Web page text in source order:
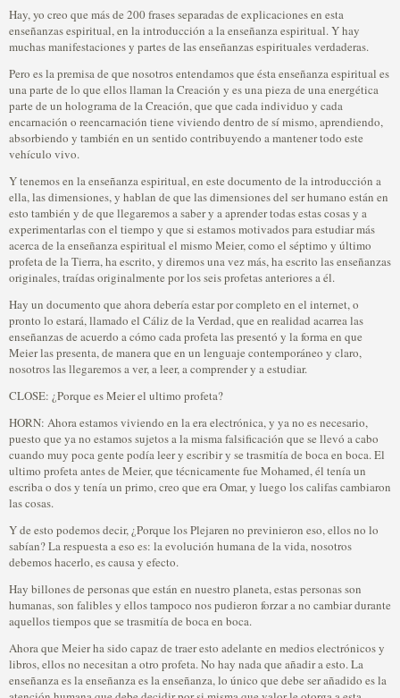
Hay, yo creo que más de 200 frases separadas de explicaciones en esta
enseñanzas espiritual, en la introducción a la enseñanza espiritual. Y hay
muchas manifestaciones y partes de las enseñanzas espirituales verdaderas.
Pero es la premisa de que nosotros entendamos que ésta enseñanza espiritual es
una parte de lo que ellos llaman la Creación y es una pieza de una energética
parte de un holograma de la Creación, que que cada individuo y cada
encarnación o reencarnación tiene viviendo dentro de sí mismo, aprendiendo,
absorbiendo y también en un sentido contribuyendo a mantener todo este
vehículo vivo.
Y tenemos en la enseñanza espiritual, en este documento de la introducción a
ella, las dimensiones, y hablan de que las dimensiones del ser humano están en
esto también y de que llegaremos a saber y a aprender todas estas cosas y a
experimentarlas con el tiempo y que si estamos motivados para estudiar más
acerca de la enseñanza espiritual el mismo Meier, como el séptimo y último
profeta de la Tierra, ha escrito, y diremos una vez más, ha escrito las enseñanzas
originales, traídas originalmente por los seis profetas anteriores a él.
Hay un documento que ahora debería estar por completo en el internet, o
pronto lo estará, llamado el Cáliz de la Verdad, que en realidad acarrea las
enseñanzas de acuerdo a cómo cada profeta las presentó y la forma en que
Meier las presenta, de manera que en un lenguaje contemporáneo y claro,
nosotros las llegaremos a ver, a leer, a comprender y a estudiar.
CLOSE: ¿Porque es Meier el ultimo profeta?
HORN: Ahora estamos viviendo en la era electrónica, y ya no es necesario,
puesto que ya no estamos sujetos a la misma falsificación que se llevó a cabo
cuando muy poca gente podía leer y escribir y se trasmitía de boca en boca. El
ultimo profeta antes de Meier, que técnicamente fue Mohamed, él tenía un
escriba o dos y tenía un primo, creo que era Omar, y luego los califas cambiaron
las cosas.
Y de esto podemos decir, ¿Porque los Plejaren no previnieron eso, ellos no lo
sabían? La respuesta a eso es: la evolución humana de la vida, nosotros
debemos hacerlo, es causa y efecto.
Hay billones de personas que están en nuestro planeta, estas personas son
humanas, son falibles y ellos tampoco nos pudieron forzar a no cambiar durante
aquellos tiempos que se trasmitía de boca en boca.
Ahora que Meier ha sido capaz de traer esto adelante en medios electrónicos y
libros, ellos no necesitan a otro profeta. No hay nada que añadir a esto. La
enseñanza es la enseñanza es la enseñanza, lo único que debe ser añadido es la